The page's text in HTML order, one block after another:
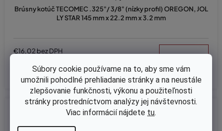
Súbory cookie používame na to, aby sme vám
umožnili pohodlné prehliadanie stránky a na neustále
zlepšovanie funkčnosti, výkonu a použiteľnosti
stránky prostredníctvom analýzy jej návštevnosti.
Viac informácií nájdete tu.
Brúsny kotúč TECOMEC .325"/ 3/8" (nízky profil) OREGON, JOL
LY STAR 145 mm x 22.2 mm x 3.2 mm
€16,02 bez DPH
DETAIL
Kód:1005233